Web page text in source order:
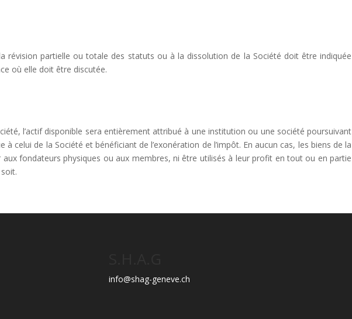
révision partielle ou totale des statuts ou à la dissolution de la Société doit être indiquée
où elle doit être discutée.
l’actif disponible sera entièrement attribué à une institution ou une société poursuivant
à celui de la Société et bénéficiant de l’exonération de l’impôt. En aucun cas, les biens de la
fondateurs physiques ou aux membres, ni être utilisés à leur profit en tout ou en partie
info@shag-geneve.ch